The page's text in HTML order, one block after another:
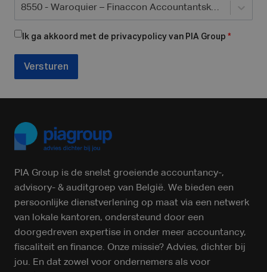
8550 - Waroquier – Finaccon Accountantskantoor
Ik ga akkoord met de privacypolicy van PIA Group *
Versturen
PIA Group is de snelst groeiende accountancy-,
advisory- & auditgroep van België. We bieden een
persoonlijke dienstverlening op maat via een netwerk
van lokale kantoren, ondersteund door een
doorgedreven expertise in onder meer accountancy,
fiscaliteit en finance. Onze missie? Advies, dichter bij
jou. En dat zowel voor ondernemers als voor